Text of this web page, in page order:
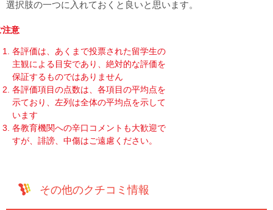
選択肢の一つに入れておくと良いと思います。
注意
各評価は、あくまで投票された留学生の
主観による目安であり、絶対的な評価を
保証するものではありません
各評価項目の点数は、各項目の平均点を
示ており、左列は全体の平均点を示して
います
各教育機関への辛口コメントも大歓迎で
すが、誹謗、中傷はご遠慮ください。
その他のクチコミ情報